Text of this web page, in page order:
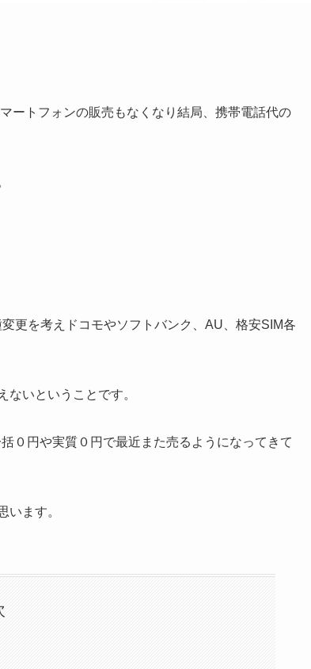
ートフォンの販売もなくなり結局、携帯電話代の
更を考えドコモやソフトバンク、AU、格安SIM各
いということです。
０円や実質０円で最近また売るようになってきて
います。